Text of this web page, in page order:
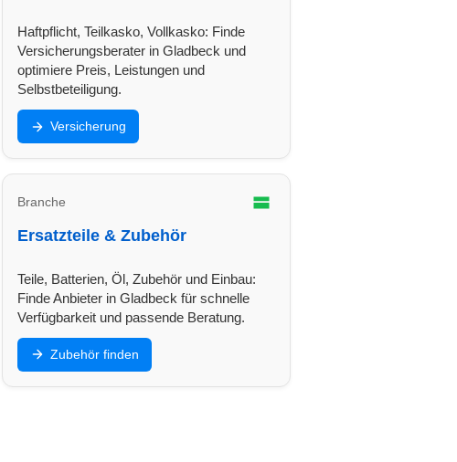
Haftpflicht, Teilkasko, Vollkasko: Finde
Versicherungsberater in Gladbeck und
optimiere Preis, Leistungen und
Selbstbeteiligung.
Versicherung
Branche
Ersatzteile & Zubehör
Teile, Batterien, Öl, Zubehör und Einbau:
Finde Anbieter in Gladbeck für schnelle
Verfügbarkeit und passende Beratung.
Zubehör finden